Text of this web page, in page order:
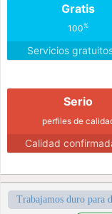
Gratis
100%
Servicios
Serio
perfiles de
Calidad
Trabajamos duro para